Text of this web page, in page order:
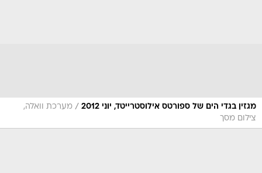
מגזין בגדי הים של ספורטס אילוסטרייטד, יוני 2012 / מערכת וואלה,
צילום מסך